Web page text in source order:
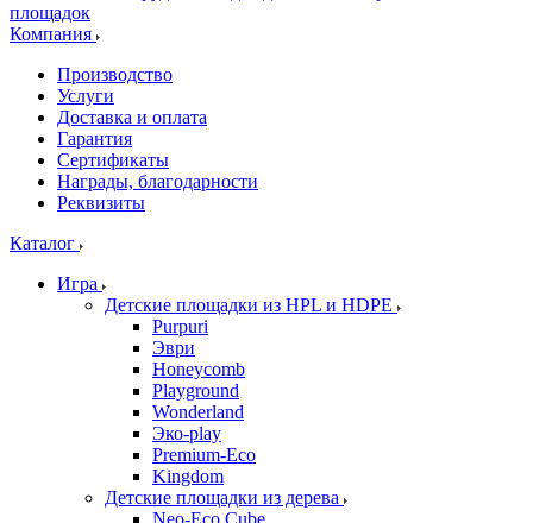
Компания
Производство
Услуги
Доставка и оплата
Гарантия
Сертификаты
Награды, благодарности
Реквизиты
Каталог
Игра
Детские площадки из HPL и HDPE
Purpuri
Эври
Honeycomb
Playground
Wonderland
Эко-play
Premium-Eco
Kingdom
Детские площадки из дерева
Neo-Eco Cube